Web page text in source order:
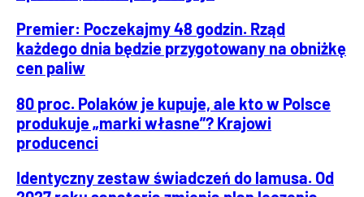
Premier: Poczekajmy 48 godzin. Rząd
każdego dnia będzie przygotowany na obniżkę
cen paliw
80 proc. Polaków je kupuje, ale kto w Polsce
produkuje „marki własne”? Krajowi
producenci
Identyczny zestaw świadczeń do lamusa. Od